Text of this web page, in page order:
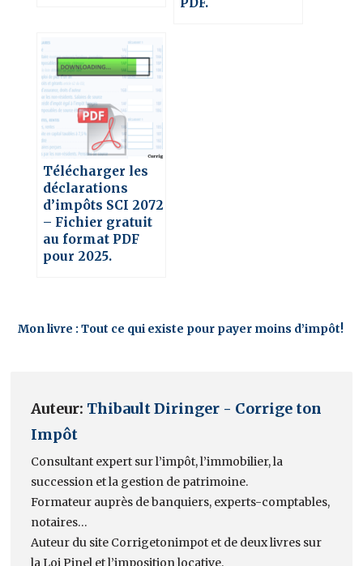
Télécharger les
déclarations
d’impôts SCI 2072
– Fichier gratuit
au format PDF
pour 2025.
Mon livre : Tout ce qui existe pour payer moins d’impôt!
Auteur: Thibault Diringer - Corrige ton
Impôt
Consultant expert sur l’impôt, l’immobilier, la
succession et la gestion de patrimoine.
Formateur auprès de banquiers, experts-comptables,
notaires…
Auteur du site Corrigetonimpot et de deux livres sur
la Loi Pinel et l’imposition locative.